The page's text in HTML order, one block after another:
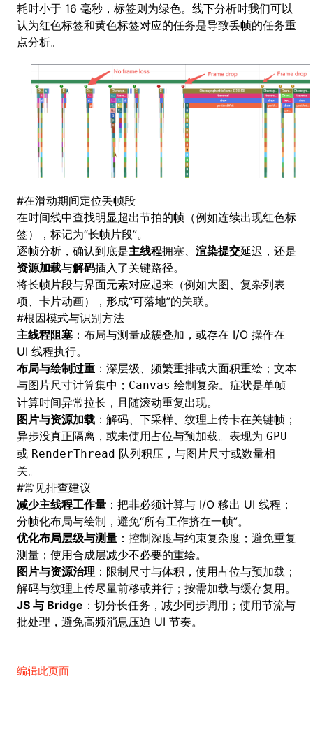
耗时小于 16 毫秒，标签则为绿色。线下分析时我们可以
认为红色标签和黄色标签对应的任务是导致丢帧的任务重
点分析。
#在滑动期间定位丢帧段
在时间线中查找明显超出节拍的帧（例如连续出现红色标
签），标记为“长帧片段”。
逐帧分析，确认到底是主线程拥塞、 渲染提交延迟，还是
资源加载与解码插入了关键路径。
将长帧片段与界面元素对应起来（例如大图、复杂列表
项、卡片动画），形成“可落地”的关联。
#根因模式与识别方法
主线程阻塞 ：布局与测量成簇叠加，或存在 I/O 操作在
UI 线程执行。
布局与绘制过重 ：深层级、频繁重排或大面积重绘；文本
与图片尺寸计算集中； Canvas 绘制复杂。症状是单帧
计算时间异常拉长，且随滚动重复出现。
图片与资源加载 ：解码、下采样、纹理上传卡在关键帧；
异步没真正隔离，或未使用占位与预加载。表现为 GPU
或 RenderThread 队列积压，与图片尺寸或数量相
关。
#常见排查建议
减少主线程工作量 ：把非必须计算与 I/O 移出 UI 线程；
分帧化布局与绘制，避免“所有工作挤在一帧”。
优化布局层级与测量 ：控制深度与约束复杂度；避免重复
测量；使用合成层减少不必要的重绘。
图片与资源治理 ：限制尺寸与体积，使用占位与预加载；
解码与纹理上传尽量前移或并行；按需加载与缓存复用。
JS 与 Bridge ：切分长任务，减少同步调用；使用节流与
批处理，避免高频消息压迫 UI 节奏。
编辑此页面